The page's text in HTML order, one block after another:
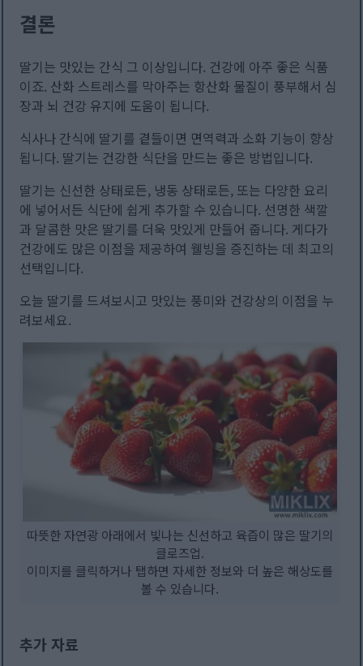
결론
딸기는 맛있는 간식 그 이상입니다. 건강에 아주 좋은 식품
이죠. 산화 스트레스를 막아주는 항산화 물질이 풍부해서 심
장과 뇌 건강 유지에 도움이 됩니다.
식사나 간식에 딸기를 곁들이면 면역력과 소화 기능이 향상
됩니다. 딸기는 건강한 식단을 만드는 좋은 방법입니다.
딸기는 신선한 상태로든, 냉동 상태로든, 또는 다양한 요리
에 넣어서든 식단에 쉽게 추가할 수 있습니다. 선명한 색깔
과 달콤한 맛은 딸기를 더욱 맛있게 만들어 줍니다. 게다가
건강에도 많은 이점을 제공하여 웰빙을 증진하는 데 최고의
선택입니다.
오늘 딸기를 드셔보시고 맛있는 풍미와 건강상의 이점을 누
려보세요.
따뜻한 자연광 아래에서 빛나는 신선하고 육즙이 많은 딸기의
클로즈업.
이미지를 클릭하거나 탭하면 자세한 정보와 더 높은 해상도를
볼 수 있습니다.
추가 자료